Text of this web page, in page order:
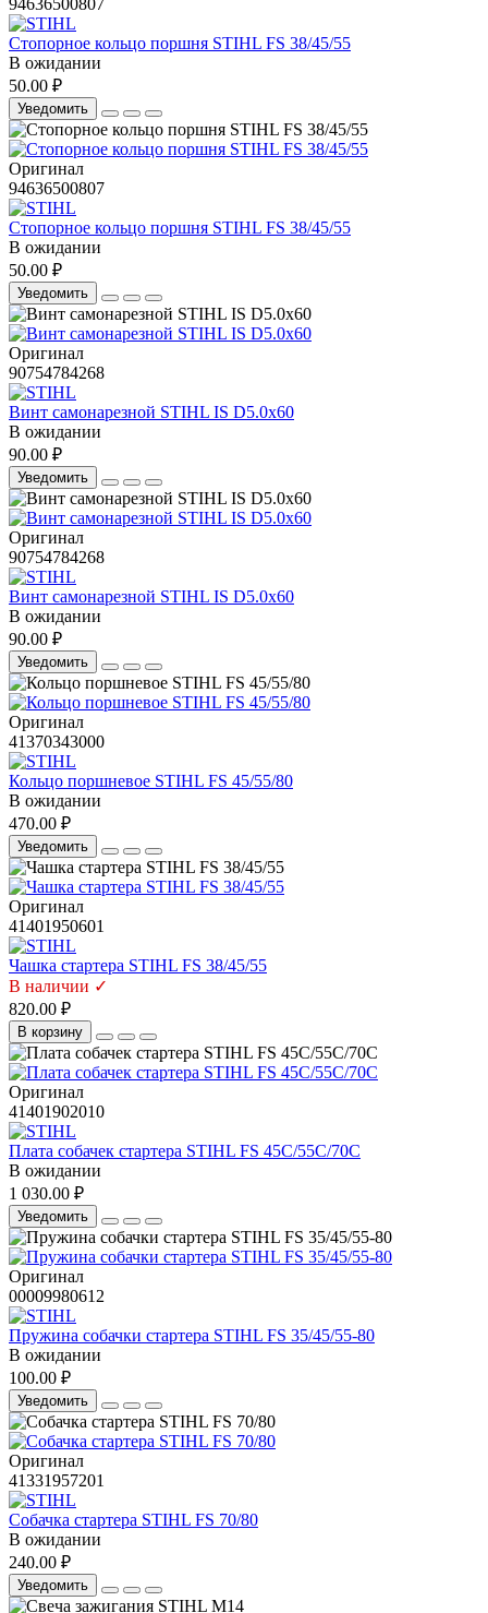
Стопорное кольцо поршня STIHL FS 38/45/55
В ожидании
50.00 ₽
Уведомить
Оригинал
94636500807
Стопорное кольцо поршня STIHL FS 38/45/55
В ожидании
50.00 ₽
Уведомить
Оригинал
90754784268
Винт самонарезной STIHL IS D5.0х60
В ожидании
90.00 ₽
Уведомить
Оригинал
90754784268
Винт самонарезной STIHL IS D5.0х60
В ожидании
90.00 ₽
Уведомить
Оригинал
41370343000
Кольцо поршневое STIHL FS 45/55/80
В ожидании
470.00 ₽
Уведомить
Оригинал
41401950601
Чашка стартера STIHL FS 38/45/55
В наличии ✓
820.00 ₽
В корзину
Оригинал
41401902010
Плата собачек стартера STIHL FS 45С/55С/70С
В ожидании
1 030.00 ₽
Уведомить
Оригинал
00009980612
Пружина собачки стартера STIHL FS 35/45/55-80
В ожидании
100.00 ₽
Уведомить
Оригинал
41331957201
Собачка стартера STIHL FS 70/80
В ожидании
240.00 ₽
Уведомить